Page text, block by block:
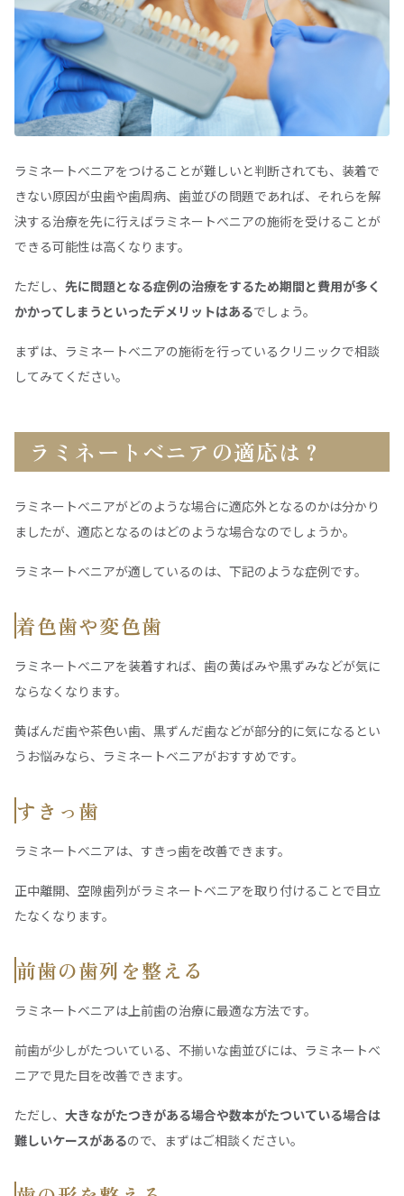
ラミネートべニアをつけることが難しいと判断されても、装着で
きない原因が虫歯や歯周病、歯並びの問題であれば、それらを解
決する治療を先に行えばラミネートべニアの施術を受けることが
できる可能性は高くなります。
ただし、 先に問題となる症例の治療をするため期間と費用が多く
かかってしまうといったデメリットはあるでしょう。
まずは、ラミネートべニアの施術を行っているクリニックで相談
してみてください。
ラミネートべニアの適応は？
ラミネートべニアがどのような場合に適応外となるのかは分かり
ましたが、適応となるのはどのような場合なのでしょうか。
ラミネートべニアが適しているのは、下記のような症例です。
着色歯や変色歯
ラミネートべニアを装着すれば、歯の黄ばみや黒ずみなどが気に
ならなくなります。
黄ばんだ歯や茶色い歯、黒ずんだ歯などが部分的に気になるとい
うお悩みなら、ラミネートベニアがおすすめです。
すきっ歯
ラミネートべニアは、すきっ歯を改善できます。
正中離開、空隙歯列がラミネートベニアを取り付けることで目立
たなくなります。
前歯の歯列を整える
ラミネートベニアは上前歯の治療に最適な方法です。
前歯が少しがたついている、不揃いな歯並びには、ラミネートべ
ニアで見た目を改善できます。
ただし、 大きながたつきがある場合や数本がたついている場合は
難しいケースがあるので、まずはご相談ください。